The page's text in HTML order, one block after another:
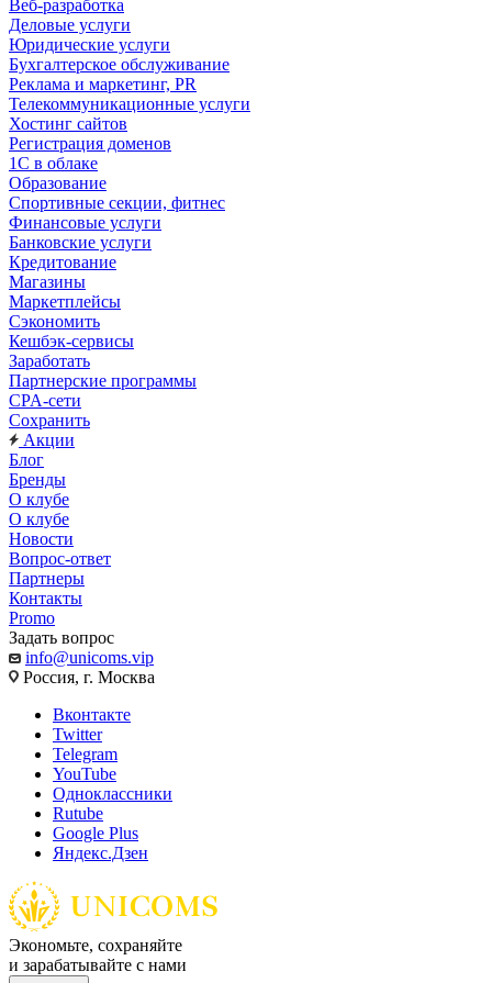
Веб-разработка
Деловые услуги
Юридические услуги
Бухгалтерское обслуживание
Реклама и маркетинг, PR
Телекоммуникационные услуги
Хостинг сайтов
Регистрация доменов
1С в облаке
Образование
Спортивные секции, фитнес
Финансовые услуги
Банковские услуги
Кредитование
Магазины
Маркетплейсы
Сэкономить
Кешбэк-сервисы
Заработать
Партнерские программы
CPA-сети
Сохранить
Акции
Блог
Бренды
О клубе
О клубе
Новости
Вопрос-ответ
Партнеры
Контакты
Promo
Задать вопрос
info@unicoms.vip
Россия, г. Москва
Вконтакте
Twitter
Telegram
YouTube
Одноклассники
Rutube
Google Plus
Яндекс.Дзен
Экономьте, сохраняйте
и зарабатывайте с нами